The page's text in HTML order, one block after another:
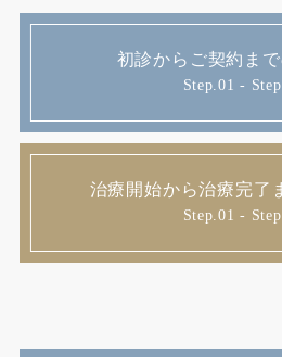
初診からご契約ま
Step.01 -
治療開始から治療完了
Step.01 -